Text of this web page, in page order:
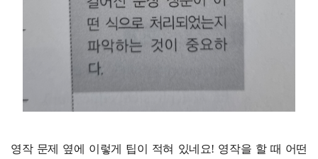
영작 문제 옆에 이렇게 팁이 적혀 있네요! 영작을 할 때 어떤